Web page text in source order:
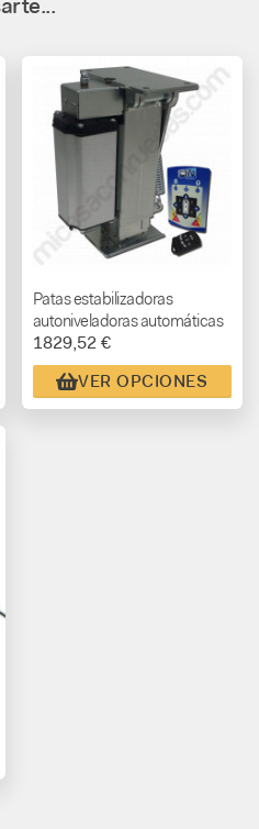
Patas estabilizadoras
autoniveladoras automáticas
Autolift - AHORA MÁS
ECONÓMICAS - desde
1829,52 €
VER OPCIONES